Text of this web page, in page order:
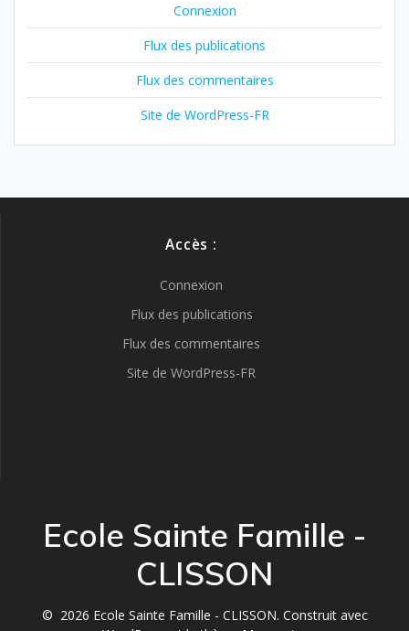
Connexion
Flux des publications
Flux des commentaires
Site de WordPress-FR
Accès :
Connexion
Flux des publications
Flux des commentaires
Site de WordPress-FR
Ecole Sainte Famille -
CLISSON
© 2026 Ecole Sainte Famille - CLISSON. Construit avec